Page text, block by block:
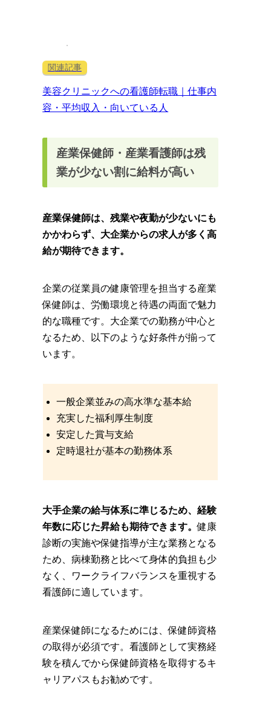
美容クリニックへの看護師転職｜仕事内
容・平均収入・向いている人
産業保健師・産業看護師は残
業が少ない割に給料が高い
産業保健師は、残業や夜勤が少ないにも
かかわらず、大企業からの求人が多く高
給が期待できます。
企業の従業員の健康管理を担当する産業
保健師は、労働環境と待遇の両面で魅力
的な職種です。大企業での勤務が中心と
なるため、以下のような好条件が揃って
います。
一般企業並みの高水準な基本給
充実した福利厚生制度
安定した賞与支給
定時退社が基本の勤務体系
大手企業の給与体系に準じるため、経験
年数に応じた昇給も期待できます。健康
診断の実施や保健指導が主な業務となる
ため、病棟勤務と比べて身体的負担も少
なく、ワークライフバランスを重視する
看護師に適しています。
産業保健師になるためには、保健師資格
の取得が必須です。看護師として実務経
験を積んでから保健師資格を取得するキ
ャリアパスもお勧めです。